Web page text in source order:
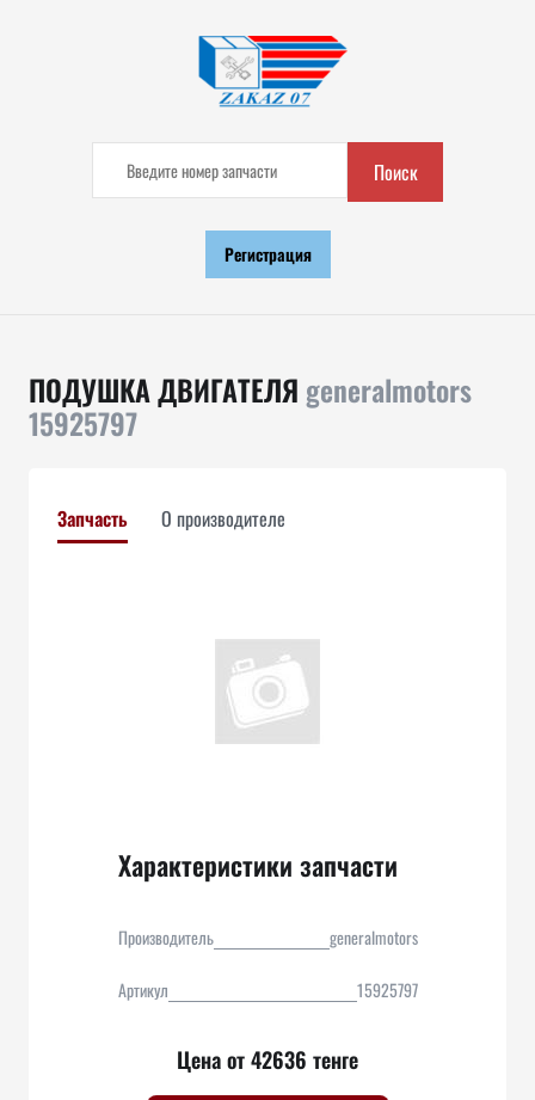
Поиск
Регистрация
ПОДУШКА ДВИГАТЕЛЯ generalmotors
15925797
Запчасть О производителе
Характеристики запчасти
Производитель generalmotors
Артикул 15925797
Цена от 42636 тенге